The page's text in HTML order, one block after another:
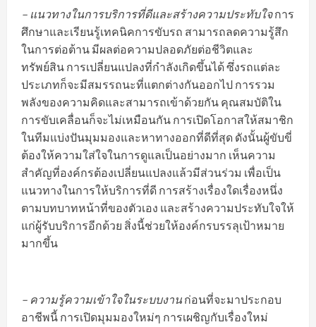
– แนวทางในการบริการที่ดีและสร้างความประทับใจการ
ศึกษาและเรียนรู้เทคนิคการขับรถ สามารถลดความรู้สึก
ในการต่อต้าน มีผลต่อความปลอดภัยต่อชีวิตและ
ทรัพย์สิน การเปลี่ยนแปลงที่กำลังเกิดขึ้นได้ ซึ่งรถแต่ละ
ประเภทก็จะมีสมรรถนะที่แตกต่างกันออกไป การรวม
พลังของความคิดและสามารถเข้าด้วยกัน คุณสมบัติใน
การขับเคลื่อนก็จะไม่เหมือนกัน การเปิดโอกาสให้สมาชิก
ในทีมแบ่งปันมุมมองและหาทางออกที่ดีที่สุด ดังนั้นผู้ขับขี่
ต้องให้ความใส่ใจในการดูแลเป็นอย่างมาก เห็นความ
สำคัญที่องค์กรต้องเปลี่ยนแปลงแล้วมีส่วนร่วม เพื่อเป็น
แนวทางในการให้บริการที่ดี การสร้างเรื่องใดเรื่องหนึ่ง
ตามบทบาทหน้าที่ของตัวเอง และสร้างความประทับใจให้
แก่ผู้รับบริการอีกด้วย สิ่งนี้ช่วยให้องค์กรบรรลุเป้าหมาย
มากขึ้น
– ความรู้ความเข้าใจในระบบงาน ก่อนที่จะมาประกอบ
อาชีพนี้ การเปิดมุมมองใหม่ๆ การเผชิญกับเรื่องใหม่